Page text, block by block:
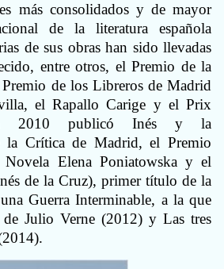
más consolidados y de mayor
de la literatura española
de sus obras han sido llevadas
entre otros, el Premio de la
de los Libreros de Madrid
el Rapallo Carige y el Prix
2010 publicó Inés y la
la Crítica de Madrid, el Premio
Novela Elena Poniatowska y el
de la Cruz), primer título de la
Guerra Interminable, a la que
Julio Verne (2012) y Las tres